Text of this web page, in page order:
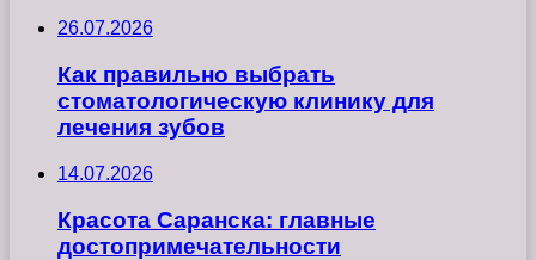
26.07.2026
Как правильно выбрать
стоматологическую клинику для
лечения зубов
14.07.2026
Красота Саранска: главные
достопримечательности